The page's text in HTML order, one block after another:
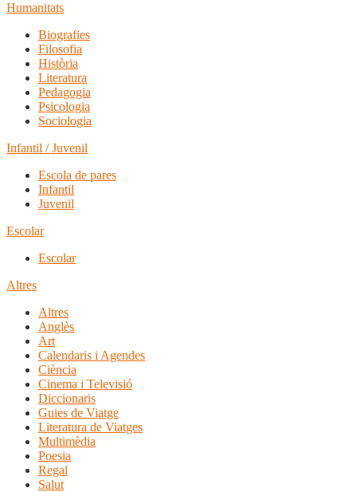
Humanitats
Biografies
Filosofia
Història
Literatura
Pedagogia
Psicologia
Sociologia
Infantil / Juvenil
Escola de pares
Infantil
Juvenil
Escolar
Escolar
Altres
Altres
Anglès
Art
Calendaris i Agendes
Ciència
Cinema i Televisió
Diccionaris
Guies de Viatge
Literatura de Viatges
Multimèdia
Poesia
Regal
Salut